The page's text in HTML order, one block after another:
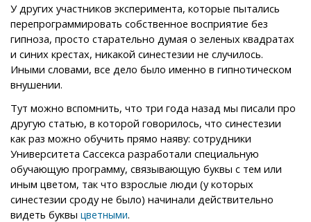
У других участников эксперимента, которые пытались
перепрограммировать собственное восприятие без
гипноза, просто старательно думая о зеленых квадратах
и синих крестах, никакой синестезии не случилось.
Иными словами, все дело было именно в гипнотическом
внушении.
Тут можно вспомнить, что три года назад мы писали про
другую статью, в которой говорилось, что синестезии
как раз можно обучить прямо наяву: сотрудники
Университета Сассекса разработали специальную
обучающую программу, связывающую буквы с тем или
иным цветом, так что взрослые люди (у которых
синестезии сроду не было) начинали действительно
видеть буквы цветными.